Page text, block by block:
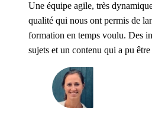
Une équipe agile, très
qualité qui nous ont permis de
formation en temps voulu. Des
sujets et un contenu qui a pu